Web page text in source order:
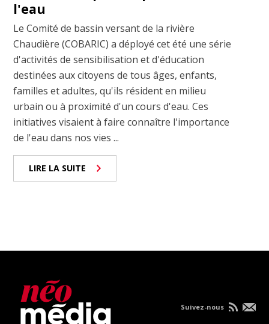
l'eau
Le Comité de bassin versant de la rivière
Chaudière (COBARIC) a déployé cet été une série
d'activités de sensibilisation et d'éducation
destinées aux citoyens de tous âges, enfants,
familles et adultes, qu'ils résident en milieu
urbain ou à proximité d'un cours d'eau. Ces
initiatives visaient à faire connaître l'importance
de l'eau dans nos vies ...
LIRE LA SUITE
Suivez-nous